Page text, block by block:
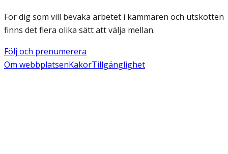
För dig som vill bevaka arbetet i kammaren och utskotten
finns det flera olika sätt att välja mellan.
Följ och prenumerera
Om webbplatsenKakorTillgänglighet